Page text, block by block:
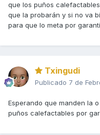
que los puños
que la probarán y si no va
para que lo meta por
Txingudi
Publicado 7 de
Esperando que manden la
puños calefactables por